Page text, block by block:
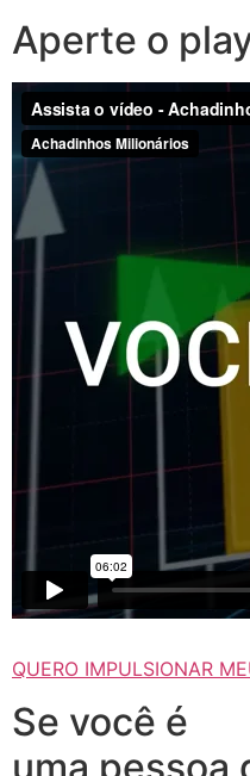
Aperte o
QUERO IMPULSIONAR
Se você é